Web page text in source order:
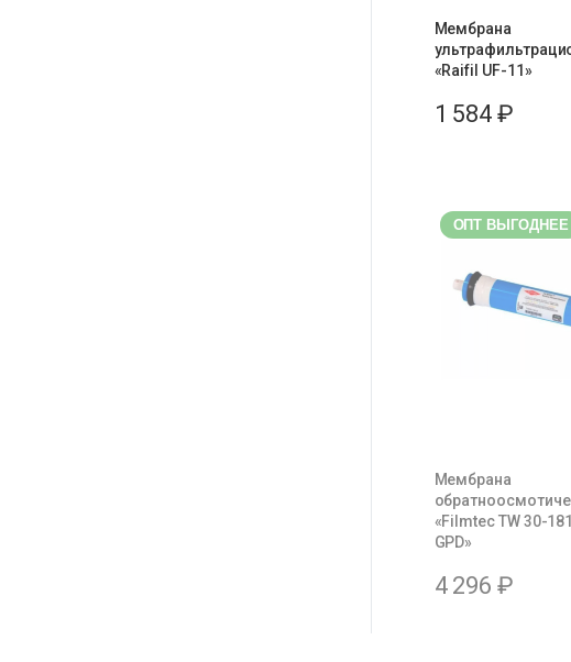
Мембрана
«Raifil UF-11»
1 584₽
ОПТ ВЫГОДНЕЕ
Мембрана
«Filmtec TW 30-
GPD»
4 296₽